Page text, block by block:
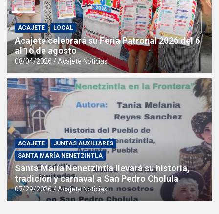
ACAJETE LOCAL
Acajete celebrará su Feria Patronal 2026 del 6
al 16 de agosto
08/04/2026 Acajete Noticias
ACAJETE
JUNTAS AUXILIARES
SANTA MARÍA NENETZINTLA
Santa María Nenetzintla llevará su historia,
tradición y carnaval a San Pedro Cholula
07/29/2026 Acajete Noticias